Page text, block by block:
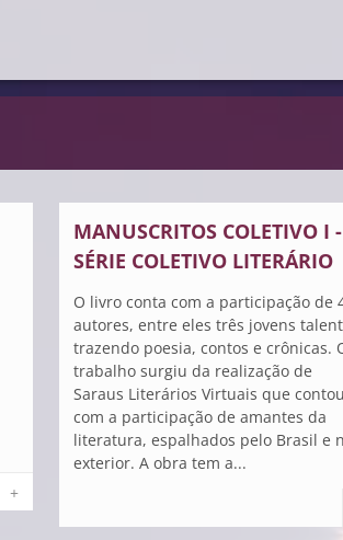
+
MANUSCRITOS COLETIVO I -
SÉRIE COLETIVO LITERÁRIO
O livro conta com a participação de
autores, entre eles três jovens
trazendo poesia, contos e crônicas.
trabalho surgiu da realização de
Saraus Literários Virtuais que
com a participação de amantes da
literatura, espalhados pelo Brasil e
exterior. A obra tem a...